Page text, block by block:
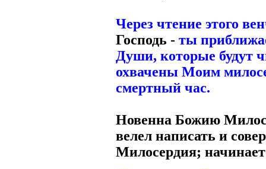
Через чтение этого
Господь - ты
Души, которые будут
охвачены Моим
смертный час.
Новенна Божию
велел написать и
Милосердия;